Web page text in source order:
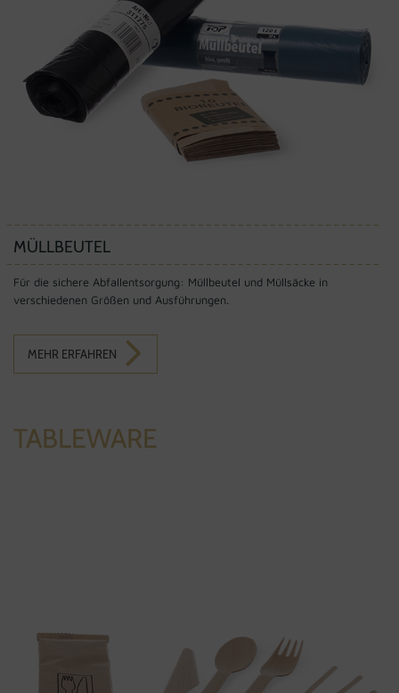
MÜLLBEUTEL
Für die sichere Abfallentsorgung: Müllbeutel und Müllsäcke in
verschiedenen Größen und Ausführungen.
MEHR ERFAHREN
TABLEWARE